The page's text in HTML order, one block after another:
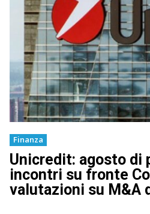
Finanza
Unicredit: agosto di
incontri su fronte
valutazioni su M&A